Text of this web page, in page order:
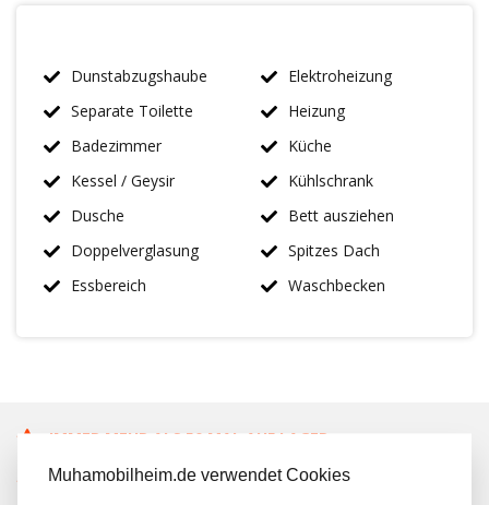
Dunstabzugshaube
Separate Toilette
Badezimmer
Kessel / Geysir
Dusche
Doppelverglasung
Essbereich
Elektroheizung
Heizung
Küche
Kühlschrank
Bett ausziehen
Spitzes Dach
Waschbecken
IMMER MEHR ALS 50 MAL AUF LAGER
KOSTENLOSER TRANSPORT IN NL BEIM KAUF
Muhamobilheim.de verwendet Cookies